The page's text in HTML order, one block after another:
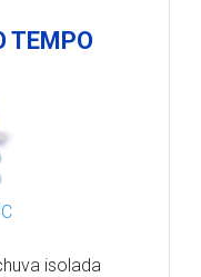
TEMPO
isolada